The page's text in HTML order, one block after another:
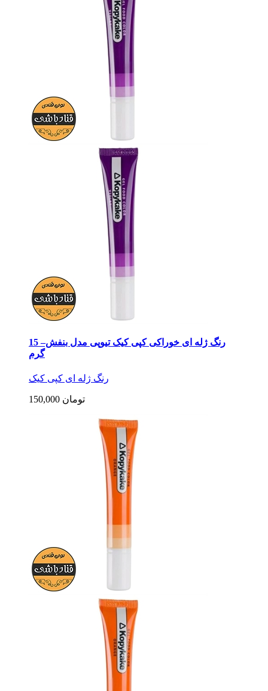
رنگ ژله ای خوراکی کپی کیک تیوپی مدل بنفش– 15
گرم
رنگ ژله ای کپی کیک
150,000 تومان